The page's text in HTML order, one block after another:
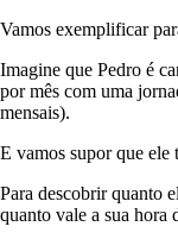
Vamos exemplificar
Imagine que Pedro é
por mês com uma
mensais).
E vamos supor que ele
Para descobrir quanto
quanto vale a sua hora